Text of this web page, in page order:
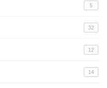
5
32
12
14